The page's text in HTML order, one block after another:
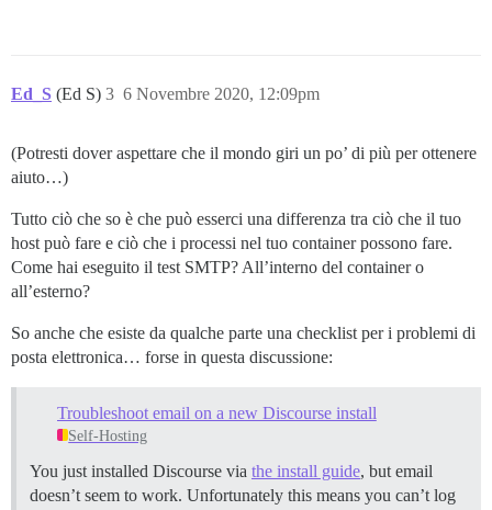
Ed_S (Ed S) 6 Novembre 2020, 12:09pm
3
(Potresti dover aspettare che il mondo giri un po’ di più per ottenere
aiuto…)
Tutto ciò che so è che può esserci una differenza tra ciò che il tuo
host può fare e ciò che i processi nel tuo container possono fare.
Come hai eseguito il test SMTP? All’interno del container o
all’esterno?
So anche che esiste da qualche parte una checklist per i problemi di
posta elettronica… forse in questa discussione:
Troubleshoot email on a new Discourse install
Self-Hosting
You just installed Discourse via the install guide, but email
doesn’t seem to work. Unfortunately this means you can’t log